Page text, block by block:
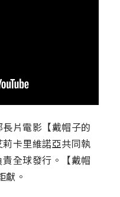
片電影【戴帽子的
卡里維諾亞共同執
全球發行。【戴帽
獻。